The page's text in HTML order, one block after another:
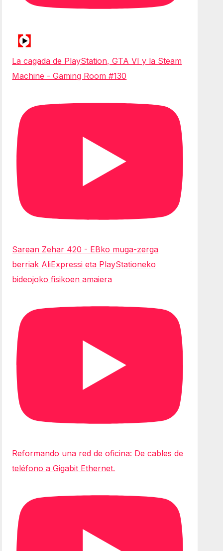
La cagada de PlayStation, GTA VI y la Steam
Machine - Gaming Room #130
Sarean Zehar 420 - EBko muga-zerga
berriak AliExpressi eta PlayStationeko
bideojoko fisikoen amaiera
Reformando una red de oficina: De cables de
teléfono a Gigabit Ethernet.